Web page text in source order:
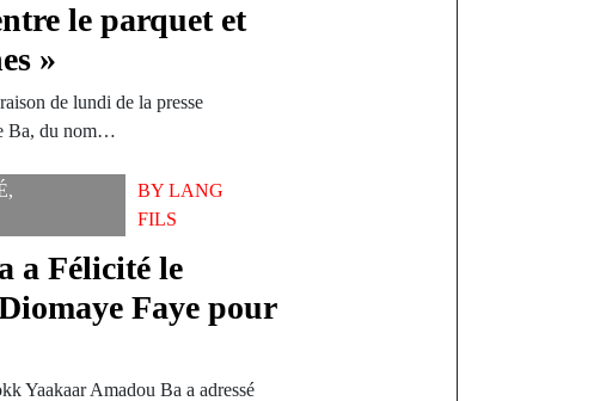
le parquet et
»
de lundi de la presse
Ba, du nom…
,
BYLANG
FILS
a Félicité le
Faye pour
Yaakaar Amadou Ba a adressé